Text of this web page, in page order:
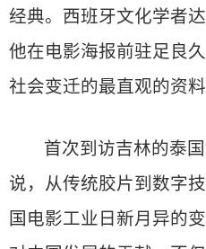
经典。西班牙文化学者
他在电影海报前驻足良
社会变迁的最直观的资料
首次到访吉林的泰
说，从传统胶片到数字
国电影工业日新月异的